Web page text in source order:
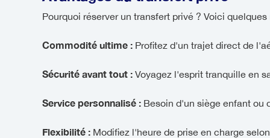
Pourquoi réserver un transfert privé ? Voici
Commodité ultime :Profitez d'un trajet direct de
Sécurité avant tout :Voyagez l'esprit tranquille en
Service personnalisé :Besoin d'un siège enfant ou
Flexibilité :Modifiez l'heure de prise en charge